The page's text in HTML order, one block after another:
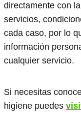
directamente con
servicios,
cada caso, por lo
información
cualquier servicio.
Si necesitas
higiene puedes